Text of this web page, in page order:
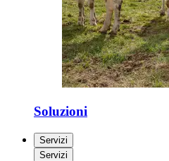
Soluzioni
Servizi
Servizi